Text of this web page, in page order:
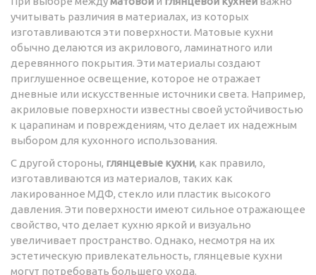
учитывать различия в материалах, из которых
изготавливаются эти поверхности. Матовые кухни
обычно делаются из акрилового, ламинатного или
деревянного покрытия. Эти материалы создают
приглушенное освещение, которое не отражает
дневные или искусственные источники света. Например,
акриловые поверхности известны своей устойчивостью
к царапинам и повреждениям, что делает их надежным
выбором для кухонного использования.
С другой стороны, глянцевые кухни, как правило,
изготавливаются из материалов, таких как
лакированное МДФ, стекло или пластик высокого
давления. Эти поверхности имеют сильное отражающее
свойство, что делает кухню яркой и визуально
увеличивает пространство. Однако, несмотря на их
эстетическую привлекательность, глянцевые кухни
могут потребовать большего ухода.